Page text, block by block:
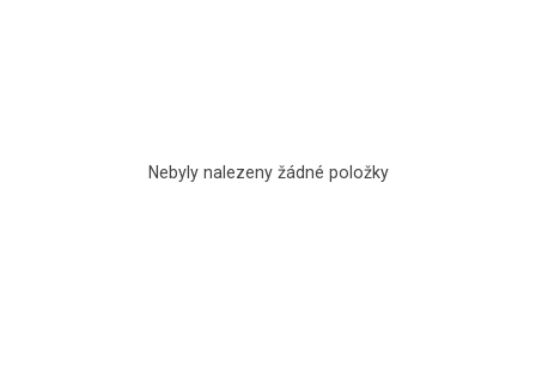
Nebyly nalezeny žádné položky